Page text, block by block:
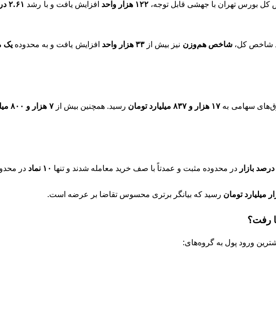
کل بورس تهران با جهشی قابل توجه،۱۲۲ هزار واحد افزایش یافت و با رشد ۲.۶۱ درصدی
شاخص کل،شاخص هم‌وزن نیز بیش از ۳۳ هزار واحد افزایش یافت و به محدودهیک
سهامی به ۱۷ هزار و ۸۳۷ میلیارد تومان رسید. همچنین بیش از۷ هزار و ۸۰۰ میلیارد تومان ورود پول
در محدوده مثبت و عمدتاً با صف خرید معامله شدند و تنها ۱۰ نماد در
رسید که بیانگر برتری محسوس تقاضا بر عرضه است.
رفت؟
ورود پول به گروه‌های: